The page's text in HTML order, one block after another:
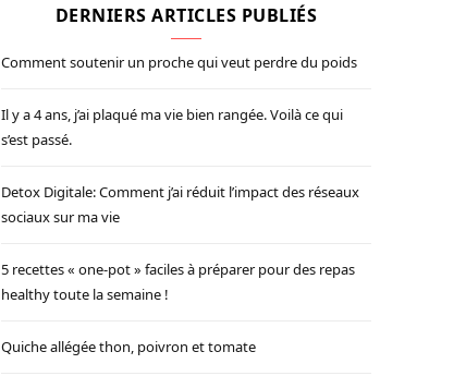
DERNIERS ARTICLES PUBLIÉS
Comment soutenir un proche qui veut perdre du poids
Il y a 4 ans, j’ai plaqué ma vie bien rangée. Voilà ce qui
s’est passé.
Detox Digitale: Comment j’ai réduit l’impact des réseaux
sociaux sur ma vie
5 recettes « one-pot » faciles à préparer pour des repas
healthy toute la semaine !
Quiche allégée thon, poivron et tomate